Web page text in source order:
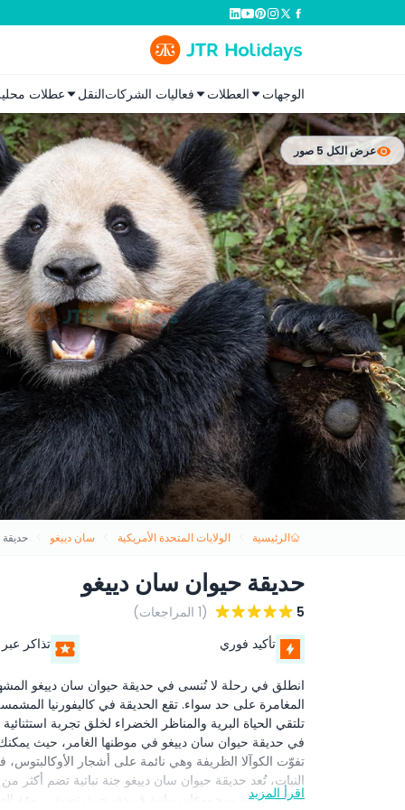
الوجهات العطلات فعاليات الشركاتالنقل عطلات
عرض الكل 5 صور
الرئيسية الولايات المتحدة الأمريكية سان دييغو
حديقة حيوان سان دييغو
5
(1 المراجعات)
تأكيد فوري
تذاكر
انطلق في رحلة لا تُنسى في حديقة حيوان سان دييغو
المغامرة على حد سواء. تقع الحديقة في كاليفورنيا
تلتقي الحياة البرية والمناظر الخضراء لخلق تجربة
في حديقة حيوان سان دييغو في موطنها الغامر، حيث يمكنك
تفوّت الكوآلا الظريفة وهي نائمة على أشجار
حدائق ملونة ومجموعات نباتية فريدة، حيث تضيف روعة
اقرأ المزيد